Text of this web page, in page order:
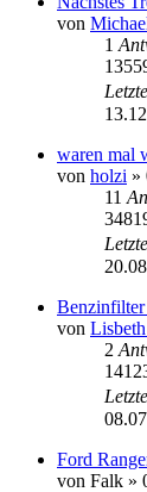
von
1
waren mal
von holzi »
11
von
2
Ford
von Falk »